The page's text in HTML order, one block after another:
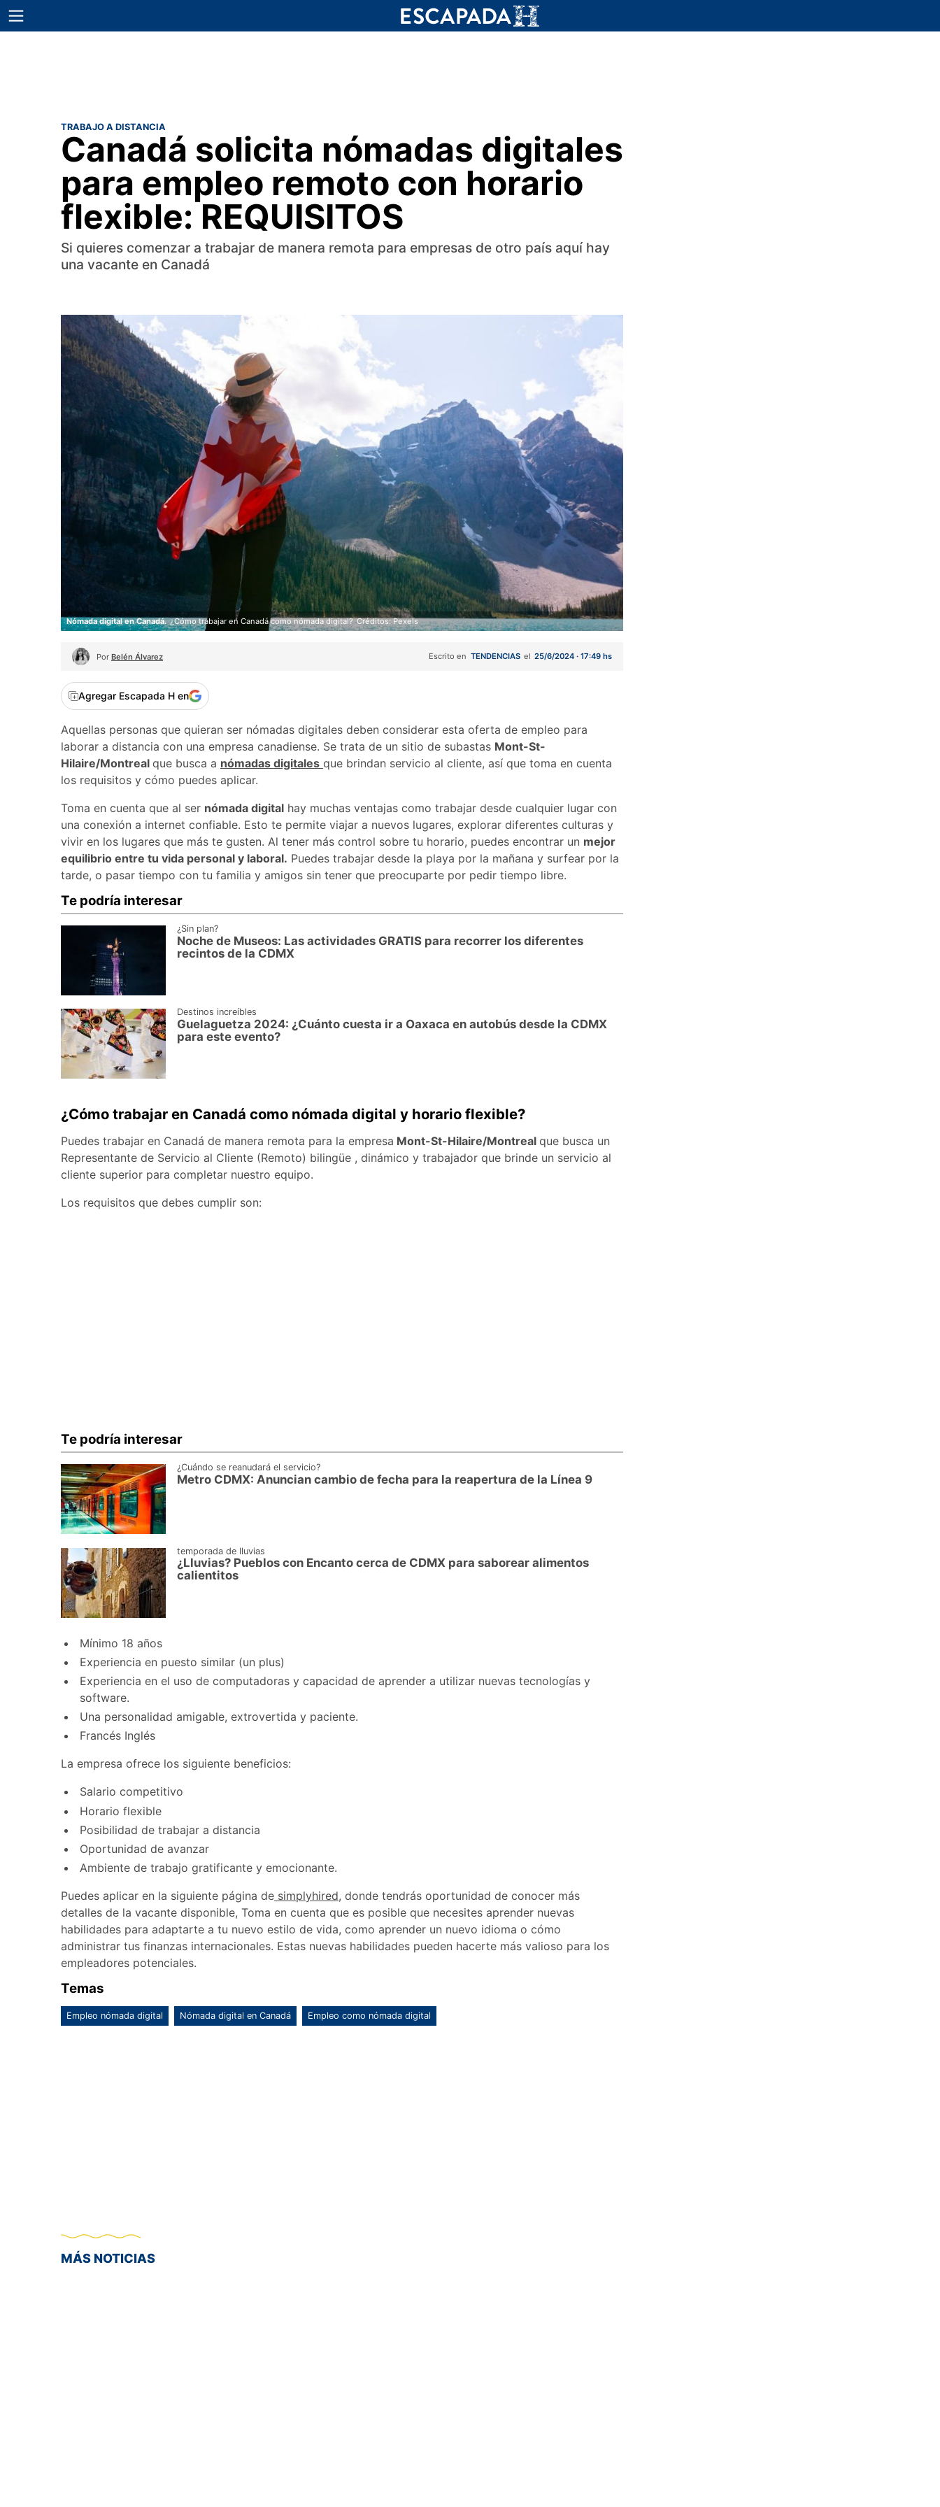
TRABAJO A DISTANCIA
Canadá solicita nómadas digitales
para empleo remoto con horario
flexible: REQUISITOS
Si quieres comenzar a trabajar de manera remota para empresas de otro país aquí hay
una vacante en Canadá
Nómada digital en Canadá. ¿Cómo trabajar en Canadá como nómada digital? Créditos: Pexels
Por Belén Álvarez Escrito en TENDENCIAS el 25/6/2024 · 17:49 hs
Agregar Escapada H en
Aquellas personas que quieran ser nómadas digitales deben considerar esta oferta de empleo para
laborar a distancia con una empresa canadiense. Se trata de un sitio de subastas Mont-St-
Hilaire/Montreal que busca a nómadas digitales que brindan servicio al cliente, así que toma en cuenta
los requisitos y cómo puedes aplicar.
Toma en cuenta que al ser nómada digital hay muchas ventajas como trabajar desde cualquier lugar con
una conexión a internet confiable. Esto te permite viajar a nuevos lugares, explorar diferentes culturas y
vivir en los lugares que más te gusten. Al tener más control sobre tu horario, puedes encontrar un mejor
equilibrio entre tu vida personal y laboral. Puedes trabajar desde la playa por la mañana y surfear por la
tarde, o pasar tiempo con tu familia y amigos sin tener que preocuparte por pedir tiempo libre.
Te podría interesar
¿Sin plan?
Noche de Museos: Las actividades GRATIS para recorrer los diferentes
recintos de la CDMX
Destinos increíbles
Guelaguetza 2024: ¿Cuánto cuesta ir a Oaxaca en autobús desde la CDMX
para este evento?
¿Cómo trabajar en Canadá como nómada digital y horario flexible?
Puedes trabajar en Canadá de manera remota para la empresa Mont-St-Hilaire/Montreal que busca un
Representante de Servicio al Cliente (Remoto) bilingüe , dinámico y trabajador que brinde un servicio al
cliente superior para completar nuestro equipo.
Los requisitos que debes cumplir son:
Te podría interesar
¿Cuándo se reanudará el servicio?
Metro CDMX: Anuncian cambio de fecha para la reapertura de la Línea 9
temporada de lluvias
¿Lluvias? Pueblos con Encanto cerca de CDMX para saborear alimentos
calientitos
Mínimo 18 años
Experiencia en puesto similar (un plus)
Experiencia en el uso de computadoras y capacidad de aprender a utilizar nuevas tecnologías y
software.
Una personalidad amigable, extrovertida y paciente.
Francés Inglés
La empresa ofrece los siguiente beneficios:
Salario competitivo
Horario flexible
Posibilidad de trabajar a distancia
Oportunidad de avanzar
Ambiente de trabajo gratificante y emocionante.
Puedes aplicar en la siguiente página de simplyhired, donde tendrás oportunidad de conocer más
detalles de la vacante disponible, Toma en cuenta que es posible que necesites aprender nuevas
habilidades para adaptarte a tu nuevo estilo de vida, como aprender un nuevo idioma o cómo
administrar tus finanzas internacionales. Estas nuevas habilidades pueden hacerte más valioso para los
empleadores potenciales.
Temas
Empleo nómada digital Nómada digital en Canadá Empleo como nómada digital
MÁS NOTICIAS